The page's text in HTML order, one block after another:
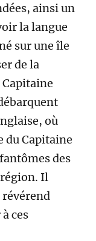
ainsi un
la langue
sur une île
de la
où
du Capitaine
des
Il
ces